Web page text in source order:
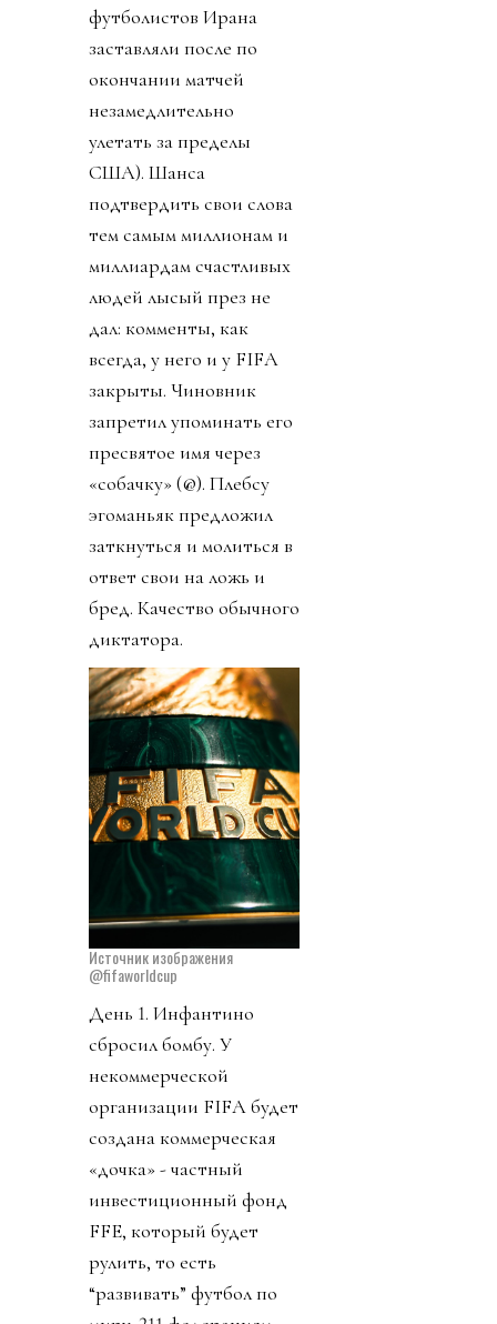
футболистов Ирана
заставляли после по
окончании матчей
незамедлительно
улетать за пределы
США). Шанса
подтвердить свои слова
тем самым миллионам и
миллиардам счастливых
людей лысый през не
дал: комменты, как
всегда, у него и у FIFA
закрыты. Чиновник
запретил упоминать его
пресвятое имя через
«собачку» (@). Плебсу
эгоманьяк предложил
заткнуться и молиться в
ответ свои на ложь и
бред. Качество обычного
диктатора.
Источник изображения
@fifaworldcup
День 1. Инфантино
сбросил бомбу. У
некоммерческой
организации FIFA будет
создана коммерческая
«дочка» - частный
инвестиционный фонд
FFE, который будет
рулить, то есть
“развивать” футбол по